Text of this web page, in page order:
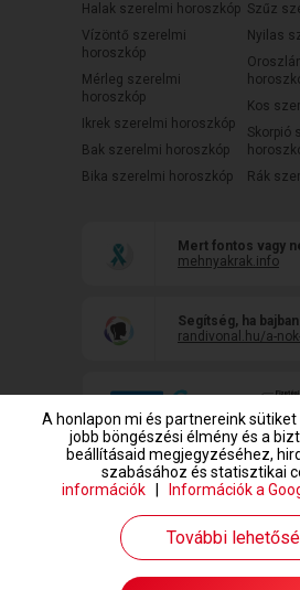
Halak szerelmi horoszkóp
Vízöntő szerelmi
horoszkóp
Mérleg szerelmi
horoszkóp
Ikrek szerelmi horoszkóp
Bak szerelmi horoszkóp
Bika szerelmi horoszkóp
Szűz
Nyilas
Kos
Skorpió
Rák
Mert fontos vagy
mehnyakrak.info
Segítség, ha
randivonal.hu/a-
www.randivonal.hu © Copyright 1999-2026
A honlapon mi és partnereink
jobb böngészési élmény és a
beállításaid megjegyzéséhez,
szabásához és statisztikai
információk
Információk a
További